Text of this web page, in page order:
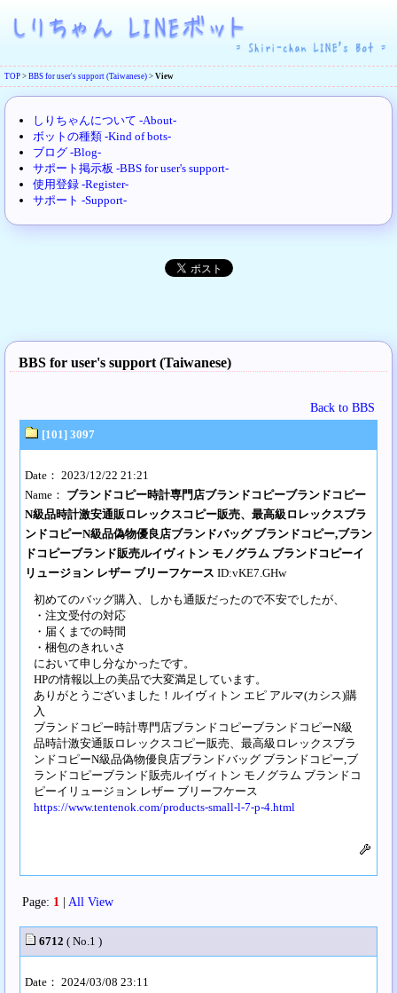
TOP > BBS for user's support (Taiwanese) > View
しりちゃんについて -About-
ボットの種類 -Kind of bots-
ブログ -Blog-
サポート掲示板 -BBS for user's support-
使用登録 -Register-
サポート -Support-
BBS for user's support (Taiwanese)
Back to BBS
[101] 3097
Date： 2023/12/22 21:21
Name： ブランドコピー時計専門店ブランドコピーブランドコピー
N級品時計激安通販ロレックスコピー販売、最高級ロレックスブラ
ンドコピーN級品偽物優良店ブランドバッグ ブランドコピー,ブラン
ドコピーブランド販売ルイヴィトン モノグラム ブランドコピーイ
リュージョン レザー ブリーフケース ID:vKE7.GHw
初めてのバッグ購入、しかも通販だったので不安でしたが、
・注文受付の対応
・届くまでの時間
・梱包のきれいさ
において申し分なかったです。
HPの情報以上の美品で大変満足しています。
ありがとうございました！ルイヴィトン エピ アルマ(カシス)購
入
ブランドコピー時計専門店ブランドコピーブランドコピーN級
品時計激安通販ロレックスコピー販売、最高級ロレックスブラ
ンドコピーN級品偽物優良店ブランドバッグ ブランドコピー,ブ
ランドコピーブランド販売ルイヴィトン モノグラム ブランドコ
ピーイリュージョン レザー ブリーフケース
https://www.tentenok.com/products-small-l-7-p-4.html
Page: 1 | All View
6712 ( No.1 )
Date： 2024/03/08 23:11